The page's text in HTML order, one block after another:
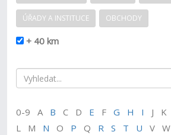
ÚŘADY A INSTITUCE OBCHODY
+ 40 km
0-9 A B C D E FG H I
J K
L M N O P Q R S T U V W